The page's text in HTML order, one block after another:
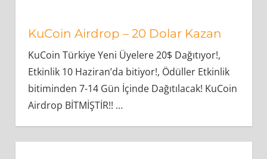
KuCoin Airdrop – 20 Dolar Kazan
KuCoin Türkiye Yeni Üyelere 20$ Dağıtıyor!,
Etkinlik 10 Haziran’da bitiyor!, Ödüller Etkinlik
bitiminden 7-14 Gün İçinde Dağıtılacak! KuCoin
Airdrop BİTMİŞTİR!! …